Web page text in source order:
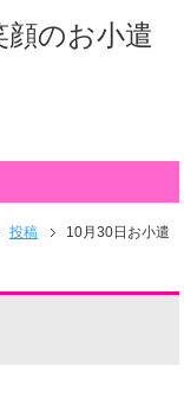
のお小遣
投稿
10月30日お小遣